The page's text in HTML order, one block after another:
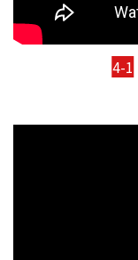
4-1